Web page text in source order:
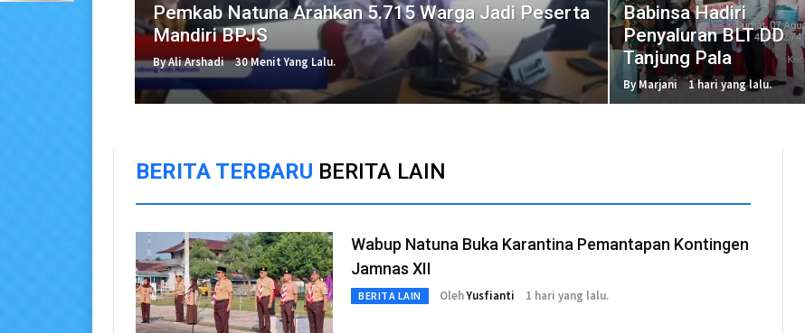
Pemkab Natuna Arahkan 5.715 Warga Jadi Peserta
Mandiri BPJS
By Ali Arshadi 30 Menit Yang Lalu.
Babinsa Hadiri
Penyaluran BLT DD
Tanjung Pala
By Marjani 1 hari yang lalu.
BERITA TERBARU BERITA LAIN
Wabup Natuna Buka Karantina Pemantapan Kontingen
Jamnas XII
BERITA LAIN OlehYusfianti 1 hari yang lalu.